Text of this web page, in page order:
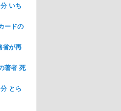
いち
ードの
省が再
著者 死
とら